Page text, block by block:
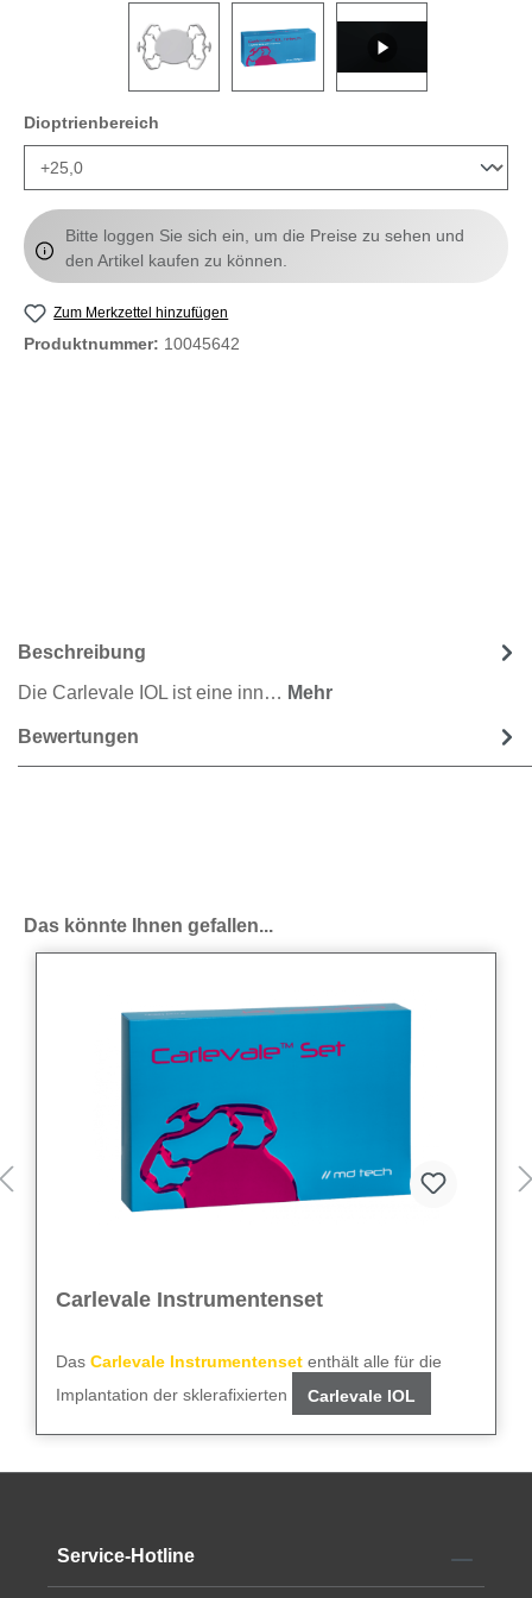
Dioptrienbereich
Bitte loggen Sie sich ein, um die Preise zu sehen und
den Artikel kaufen zu können.
Zum Merkzettel hinzufügen
Produktnummer: 10045642
Beschreibung
Die Carlevale IOL ist eine inn… Mehr
Bewertungen
Produktgalerie überspringen
Das könnte Ihnen gefallen...
Carlevale Instrumentenset
Das Carlevale Instrumentenset enthält alle für die
Implantation der sklerafixierten
Carlevale IOL
notwendigen Instrumente:
Vorderkammerkanüle
Pinzette
Alle technischen Daten finden Sie im Datenblatt
Service-Hotline